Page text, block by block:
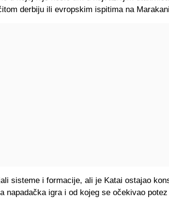
derbiju ili evropskim ispitima na
sisteme i formacije, ali je Katai ostajao
napadačka igra i od kojeg se očekivao